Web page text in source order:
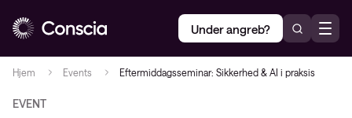
Under angreb?
Hjem Events Eftermiddagsseminar: Sikkerhed & AI i praksis
EVENT